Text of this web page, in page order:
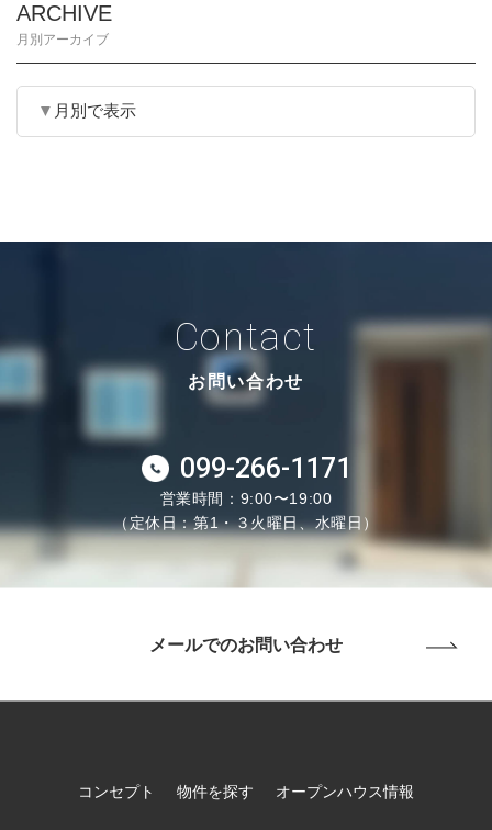
ARCHIVE
月別アーカイブ
月別で表示
Contact
お問い合わせ
099-266-1171
営業時間：9:00〜19:00
（定休日：第1・３火曜日、水曜日）
メールでのお問い合わせ
コンセプト 物件を探す オープンハウス情報